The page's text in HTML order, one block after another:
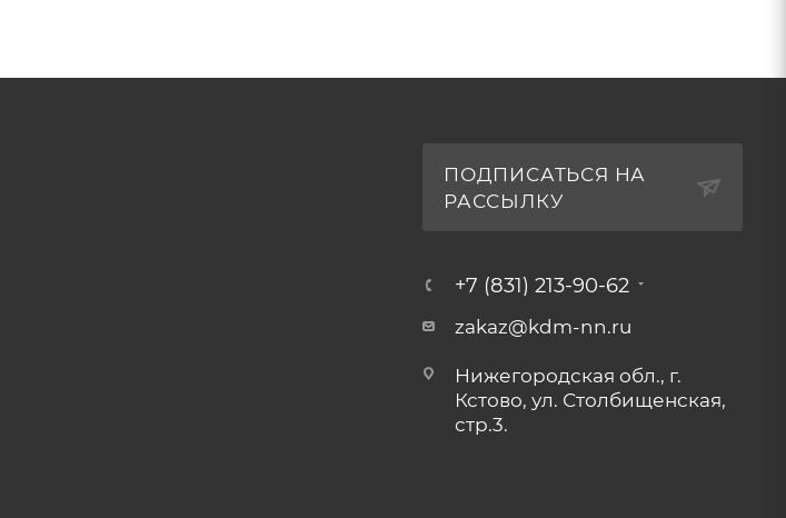
ПОДПИСАТЬСЯ НА
РАССЫЛКУ
+7 (831) 213-90-62
zakaz@kdm-nn.ru
Нижегородская обл., г.
Кстово, ул. Столбищенская,
стр.3.